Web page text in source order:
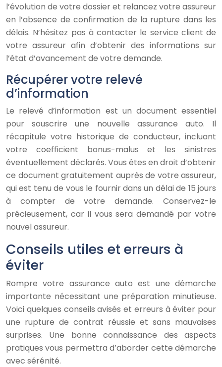
l’évolution de votre dossier et relancez votre assureur
en l’absence de confirmation de la rupture dans les
délais. N’hésitez pas à contacter le service client de
votre assureur afin d’obtenir des informations sur
l’état d’avancement de votre demande.
Récupérer votre relevé
d’information
Le relevé d’information est un document essentiel
pour souscrire une nouvelle assurance auto. Il
récapitule votre historique de conducteur, incluant
votre coefficient bonus-malus et les sinistres
éventuellement déclarés. Vous êtes en droit d’obtenir
ce document gratuitement auprès de votre assureur,
qui est tenu de vous le fournir dans un délai de 15 jours
à compter de votre demande. Conservez-le
précieusement, car il vous sera demandé par votre
nouvel assureur.
Conseils utiles et erreurs à
éviter
Rompre votre assurance auto est une démarche
importante nécessitant une préparation minutieuse.
Voici quelques conseils avisés et erreurs à éviter pour
une rupture de contrat réussie et sans mauvaises
surprises. Une bonne connaissance des aspects
pratiques vous permettra d’aborder cette démarche
avec sérénité.